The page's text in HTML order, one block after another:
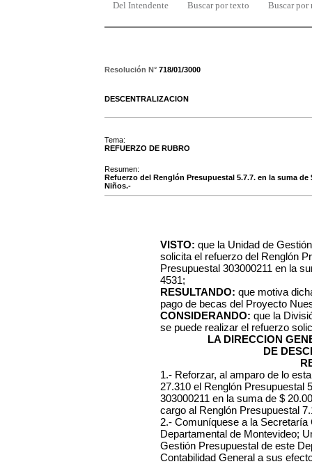
Del Intendente Buscar por texto Buscar por
Resolución N° 718/01/3000
DESCENTRALIZACION
Tema:
REFUERZO DE RUBRO
Resumen:
Refuerzo del Renglón Presupuestal 5.7.7. en la suma
Niños.-
VISTO: que la Unidad de
solicita el refuerzo del Renglón
Presupuestal 303000211 en la
4531;
RESULTANDO: que motiva
pago de becas del Proyecto
CONSIDERANDO: que la
se puede realizar el refuerzo
LA DIRECCION
DE
1.- Reforzar, al amparo de lo
27.310 el Renglón Presupuestal
303000211 en la suma de $
cargo al Renglón Presupuestal
2.- Comuníquese a la
Departamental de Montevideo;
Gestión Presupuestal de este
Contabilidad General a sus